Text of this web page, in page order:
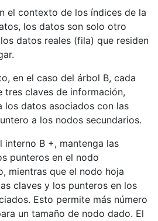
el contexto de los índices de la
los datos son solo otro
datos reales (fila) que residen
en el caso del árbol B, cada
tres claves de información,
los datos asociados con las
a los nodos secundarios.
interno B +, mantenga las
punteros en el nodo
mientras que el nodo hoja
claves y los punteros en los
Esto permite más número
un tamaño de nodo dado. El